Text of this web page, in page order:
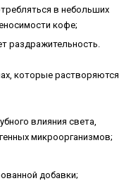
в небольших
кофе;
раздражительность.
которые растворяются
влияния света,
микроорганизмов;
добавки;